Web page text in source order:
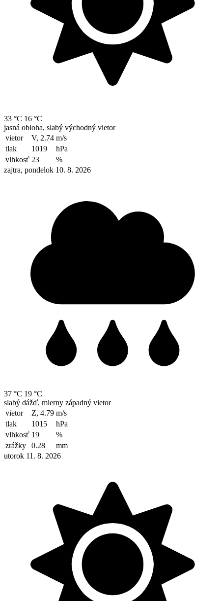
33 °C 16 °C
jasná obloha, slabý východný vietor
vietor
V, 2.74 m/s
tlak
1019
hPa
vlhkosť 23
%
zajtra, pondelok 10. 8. 2026
37 °C 19 °C
slabý dážď, mierny západný vietor
vietor
Z, 4.79 m/s
tlak
1015
hPa
vlhkosť 19
%
zrážky
0.28
mm
utorok 11. 8. 2026